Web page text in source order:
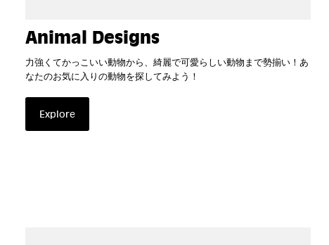
Animal Designs
力強くてかっこいい動物から、綺麗で可愛らしい動物まで勢揃い！あ
なたのお気に入りの動物を探してみよう！
Explore